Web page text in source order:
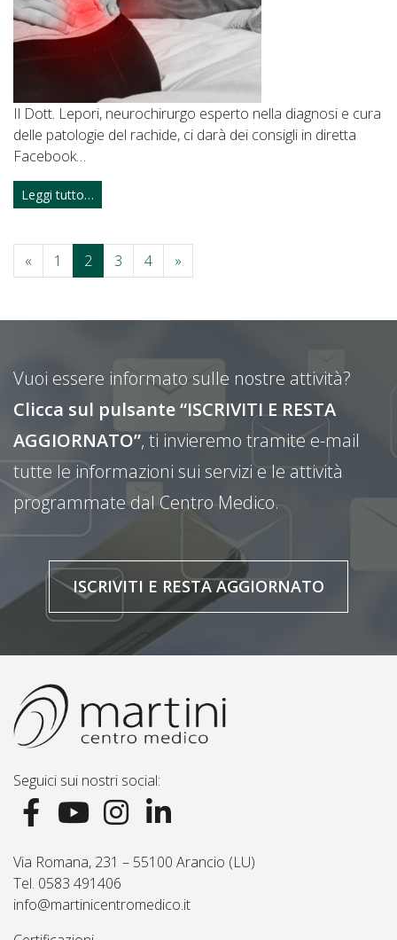
Il Dott. Lepori, neurochirurgo esperto nella diagnosi e cura
delle patologie del rachide, ci darà dei consigli in diretta
Facebook…
Leggi tutto…
« 1 2 3 4 »
Vuoi essere informato sulle nostre attività?
Clicca sul pulsante “ISCRIVITI E RESTA
AGGIORNATO”, ti invieremo tramite e-mail
tutte le informazioni sui servizi e le attività
programmate dal Centro Medico.
ISCRIVITI E RESTA AGGIORNATO
Seguici sui nostri social:
Via Romana, 231 – 55100 Arancio (LU)
Tel. 0583 491406
info@martinicentromedico.it